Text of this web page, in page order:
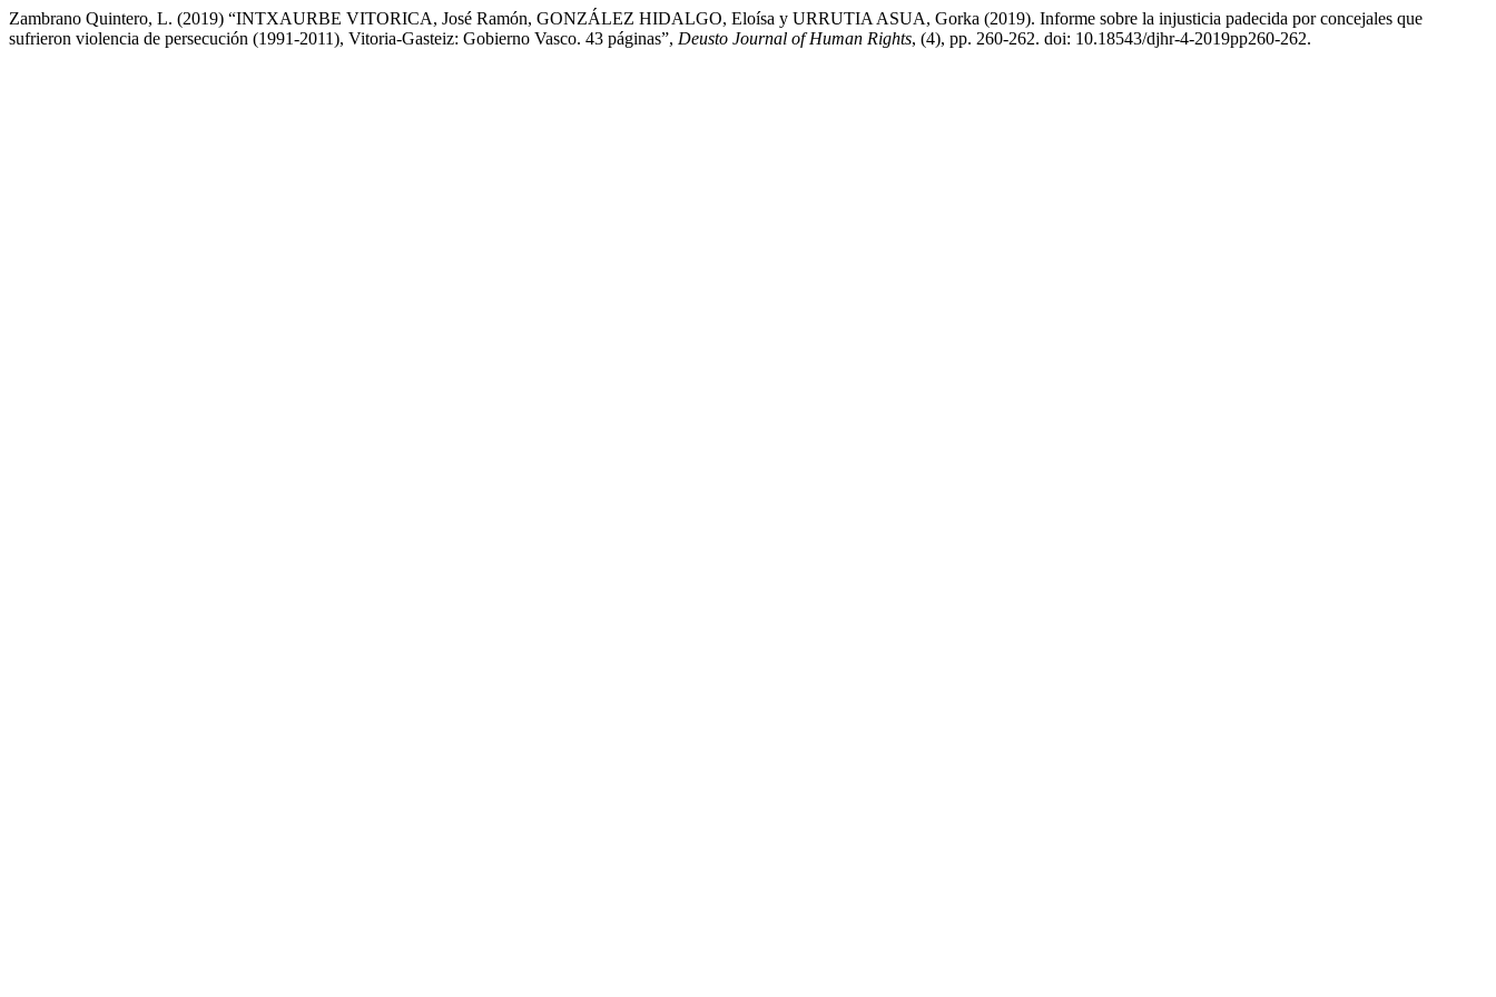
Zambrano Quintero, L. (2019) “INTXAURBE VITORICA, José Ramón, GONZÁLEZ HIDALGO, Eloísa y URRUTIA ASUA, Gorka (2019). Informe sobre la injusticia padecida por concejales que
sufrieron violencia de persecución (1991-2011), Vitoria-Gasteiz: Gobierno Vasco. 43 páginas”, Deusto Journal of Human Rights, (4), pp. 260-262. doi: 10.18543/djhr-4-2019pp260-262.